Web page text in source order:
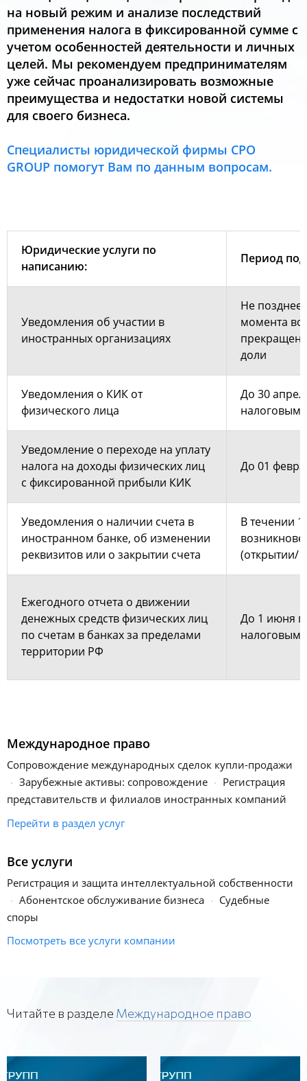
на новый режим и анализе последствий
применения налога в фиксированной сумме с
учетом особенностей деятельности и личных
целей. Мы рекомендуем предпринимателям
уже сейчас проанализировать возможные
преимущества и недостатки новой системы
для своего бизнеса.
Специалисты юридической фирмы CPO
GROUP помогут Вам по данным вопросам.
Юридические услуги по
написанию:
Период
Уведомления об участии в
иностранных организациях
Не позднее
момента
доли
Уведомления о КИК от
физического лица
До 30
налоговым
Уведомление о переходе на уплату
налога на доходы физических лиц
с фиксированной прибыли КИК
До 01
Уведомления о наличии счета в
иностранном банке, об изменении
реквизитов или о закрытии счета
В течении
(открытии/
Ежегодного отчета о движении
денежных средств физических лиц
по счетам в банках за пределами
территории РФ
До 1 июня
налоговым
Международное право
Сопровождение международных сделок купли-продажи
Зарубежные активы: сопровождение
Регистрация
представительств и филиалов иностранных компаний
Перейти в раздел услуг
Все услуги
Регистрация и защита интеллектуальной собственности
Абонентское обслуживание бизнеса
Судебные
споры
Посмотреть все услуги компании
Читайте в разделе Международное право